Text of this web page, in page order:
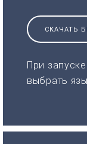
СКАЧАТЬ
При
выбрать